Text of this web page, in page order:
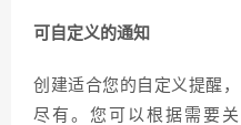
可自定义的通知
创建适合您的自定义提醒
尽有。您可以根据需要